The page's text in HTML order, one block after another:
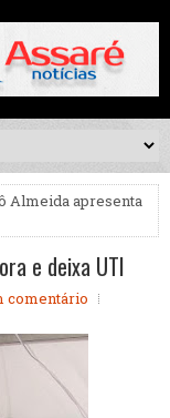
Almeida apresenta
e deixa UTI
comentário